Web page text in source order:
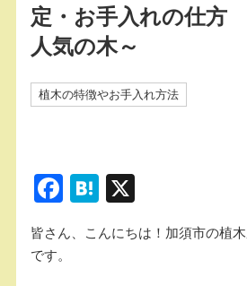
定・お手入れの仕方
人気の木～
植木の特徴やお手入れ方法
F
c
H
e
皆さん、こんにちは！加須市の植
です。